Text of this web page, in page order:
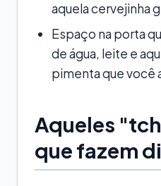
aquela cervejinha
Espaço na porta
de água, leite e
pimenta que você
Aqueles
que fazem